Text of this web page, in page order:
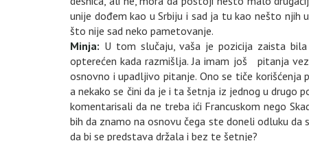
unije dođem kao u Srbiju i sad ja tu kao nešto njih
što nije sad neko pametovanje.
Minja: U tom slučaju, vaša je pozicija zaista
opterećen kada razmišlja. Ja imam još pitanja
osnovno i upadljivo pitanje. Ono se tiče korišćenja
a nekako se čini da je i ta šetnja iz jednog u drugo
komentarisali da ne treba ići Francuskom nego
bih da znamo na osnovu čega ste doneli odluku
da bi se predstava držala i bez te šetnje?